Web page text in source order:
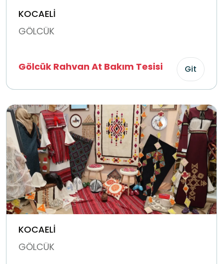
KOCAELİ
GÖLCÜK
Gölcük Rahvan At Bakım Tesisi Git
KOCAELİ
GÖLCÜK